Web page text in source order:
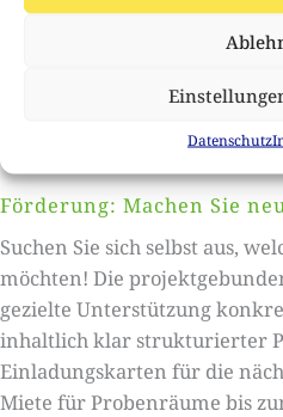
Datenschutz
Zusammen können wir viel
Werden Sie Mitglied! Wir
Förderung: Machen Sie
Suchen Sie sich selbst aus,
möchten! Die
gezielte Unterstützung
inhaltlich klar strukturierter
Einladungskarten für die
Miete für Probenräume bis